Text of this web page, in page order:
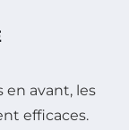
avant, les
efficaces.